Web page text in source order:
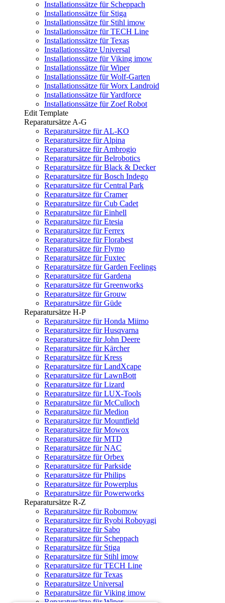
Installationssätze für Scheppach
Installationssätze für Stiga
Installationssätze für Stihl imow
Installationssätze für TECH Line
Installationssätze für Texas
Installationssätze Universal
Installationssätze für Viking imow
Installationssätze für Wiper
Installationssätze für Wolf-Garten
Installationssätze für Worx Landroid
Installationssätze für Yardforce
Installationssätze für Zoef Robot
Edit Template
Reparatursätze A-G
Reparatursätze für AL-KO
Reparatursätze für Alpina
Reparatursätze für Ambrogio
Reparatursätze für Belrobotics
Reparatursätze für Black & Decker
Reparatursätze für Bosch Indego
Reparatursätze für Central Park
Reparatursätze für Cramer
Reparatursätze für Cub Cadet
Reparatursätze für Einhell
Reparatursätze für Etesia
Reparatursätze für Ferrex
Reparatursätze für Florabest
Reparatursätze für Flymo
Reparatursätze für Fuxtec
Reparatursätze für Garden Feelings
Reparatursätze für Gardena
Reparatursätze für Greenworks
Reparatursätze für Grouw
Reparatursätze für Güde
Reparatursätze H-P
Reparatursätze für Honda Miimo
Reparatursätze für Husqvarna
Reparatursätze für John Deere
Reparatursätze für Kärcher
Reparatursätze für Kress
Reparatursätze für LandXcape
Reparatursätze für LawnBott
Reparatursätze für Lizard
Reparatursätze für LUX-Tools
Reparatursätze für McCulloch
Reparatursätze für Medion
Reparatursätze für Mountfield
Reparatursätze für Mowox
Reparatursätze für MTD
Reparatursätze für NAC
Reparatursätze für Orbex
Reparatursätze für Parkside
Reparatursätze für Philips
Reparatursätze für Powerplus
Reparatursätze für Powerworks
Reparatursätze R-Z
Reparatursätze für Robomow
Reparatursätze für Ryobi Roboyagi
Reparatursätze für Sabo
Reparatursätze für Scheppach
Reparatursätze für Stiga
Reparatursätze für Stihl imow
Reparatursätze für TECH Line
Reparatursätze für Texas
Reparatursätze Universal
Reparatursätze für Viking imow